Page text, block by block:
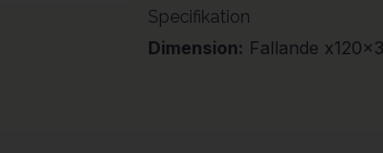
Specifikation
Dimension: Fallande